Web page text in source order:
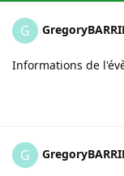
G
Informations de
G